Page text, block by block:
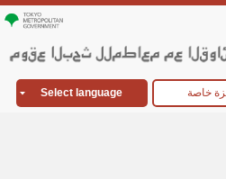
Select language خاصة